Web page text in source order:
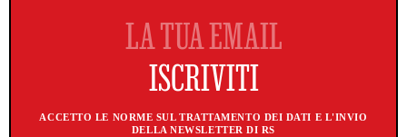
ACCETTO LE NORME SUL TRATTAMENTO DEI DATI E L'INVIO
DELLA NEWSLETTER DI RS